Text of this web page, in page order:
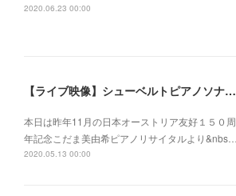
2020.06.23 00:00
【ライブ映像】シューベルトピアノソナタOp.120 第１楽章 こだま美由希ピアノリサイタルより
本日は昨年11月の日本オーストリア友好１５０周
年記念こだま美由希ピアノリサイタルより&nbs…
2020.05.13 00:00